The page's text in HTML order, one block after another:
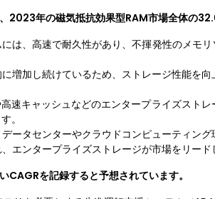
2023年の磁気抵抗効果型RAM市場全体の
は、高速で耐久性があり、不揮発性のメモ
増加し続けているため、ストレージ性能を
速キャッシュなどのエンタープライズスト
。
ータセンターやクラウドコンピューティン
エンタープライズストレージが市場をリード
CAGRを記録すると予想されています。